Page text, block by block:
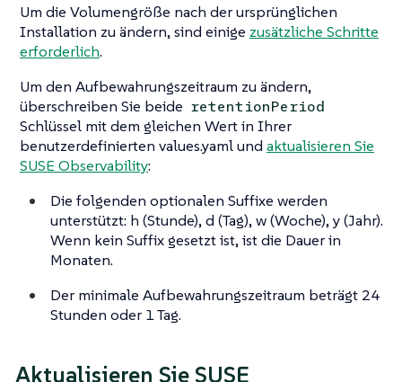
Um die Volumengröße nach der ursprünglichen
Installation zu ändern, sind einige zusätzliche Schritte
erforderlich.
Um den Aufbewahrungszeitraum zu ändern,
überschreiben Sie beide retentionPeriod
Schlüssel mit dem gleichen Wert in Ihrer
benutzerdefinierten values.yaml und aktualisieren Sie
SUSE Observability:
Die folgenden optionalen Suffixe werden
unterstützt: h (Stunde), d (Tag), w (Woche), y (Jahr).
Wenn kein Suffix gesetzt ist, ist die Dauer in
Monaten.
Der minimale Aufbewahrungszeitraum beträgt 24
Stunden oder 1 Tag.
Aktualisieren Sie SUSE